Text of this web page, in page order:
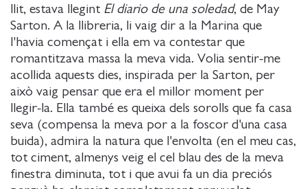
llit, estava llegint El diario de una soledad, de May
Sarton. A la llibreria, li vaig dir a la Marina que
l'havia començat i ella em va contestar que
romantitzava massa la meva vida. Volia sentir-me
acollida aquests dies, inspirada per la Sarton, per
això vaig pensar que era el millor moment per
llegir-la. Ella també es queixa dels sorolls que fa casa
seva (compensa la meva por a la foscor d'una casa
buida), admira la natura que l'envolta (en el meu cas,
tot ciment, almenys veig el cel blau des de la meva
finestra diminuta, tot i que avui fa un dia preciós